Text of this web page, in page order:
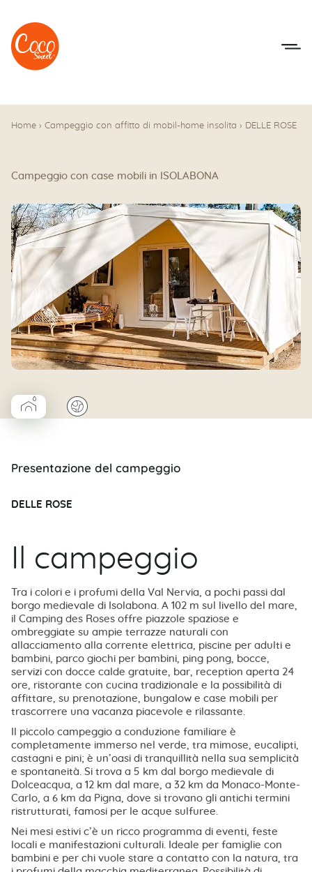
Vai al menu
Accedi al contenuto
Home › Campeggio con affitto di mobil-home insolita › DELLE ROSE
Campeggio con case mobili in ISOLABONA
▰Coco Cabane salle d’eau
🌍
Presentazione del campeggio
DELLE ROSE
Il campeggio
Tra i colori e i profumi della Val Nervia, a pochi passi dal
borgo medievale di Isolabona. A 102 m sul livello del mare,
il Camping des Roses offre piazzole spaziose e
ombreggiate su ampie terrazze naturali con
allacciamento alla corrente elettrica, piscine per adulti e
bambini, parco giochi per bambini, ping pong, bocce,
servizi con docce calde gratuite, bar, reception aperta 24
ore, ristorante con cucina tradizionale e la possibilità di
affittare, su prenotazione, bungalow e case mobili per
trascorrere una vacanza piacevole e rilassante.
Il piccolo campeggio a conduzione familiare è
completamente immerso nel verde, tra mimose, eucalipti,
castagni e pini; è un’oasi di tranquillità nella sua semplicità
e spontaneità. Si trova a 5 km dal borgo medievale di
Dolceacqua, a 12 km dal mare, a 32 km da Monaco-Monte-
Carlo, a 6 km da Pigna, dove si trovano gli antichi termini
ristrutturati, famosi per le acque sulfuree.
Nei mesi estivi c’è un ricco programma di eventi, feste
locali e manifestazioni culturali. Ideale per famiglie con
bambini e per chi vuole stare a contatto con la natura, tra